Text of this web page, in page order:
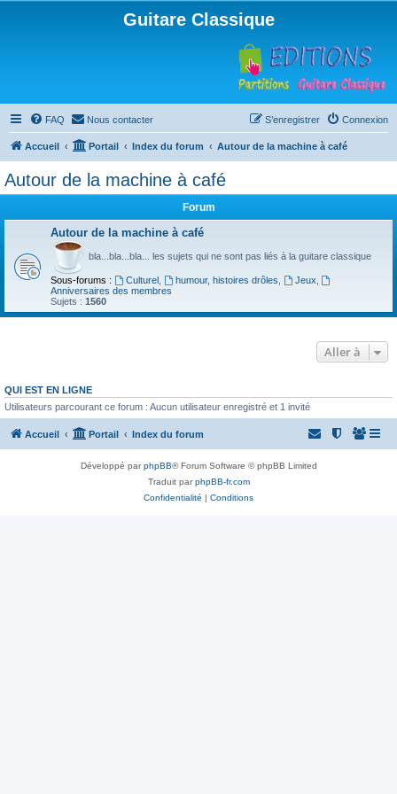
Guitare Classique
FAQ Nous contacter Connexion
S’enregistrer
Accueil Portail Index du forum Autour de la machine à café
Autour de la machine à café
Forum
Autour de la machine à café
bla...bla...bla... les sujets qui ne sont pas liés à la guitare classique
Sous-forums : Culturel, humour, histoires drôles Jeux
Anniversaires des membres
Sujets : 1560
Aller à
QUI EST EN LIGNE
Utilisateurs parcourant ce forum : Aucun utilisateur enregistré et 1 invité
Accueil Portail Index du forum
Développé parphpBB® Forum Software © phpBB Limited
Traduit parphpBB-fr.com
Confidentialité | Conditions